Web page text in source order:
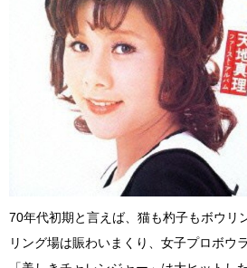
70年代初期と言えば、猫も杓子もボウリ
リング場は賑わいまくり、女子プロボウ